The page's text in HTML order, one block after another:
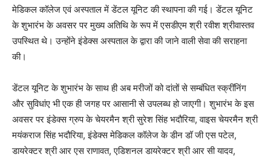
मेडिकल कॉलेज एवं अस्पताल में डेंटल यूनिट की स्थापना की गई। डेंटल यूनिट
के शुभारंभ के अवसर पर मुख्य अतिथि के रूप में एसडीएम श्री रवीश श्रीवास्तव
उपस्थित थे। उन्होंने इंडेक्स अस्पताल के द्वारा की जाने वाली सेवा की सराहना
की।
डेंटल यूनिट के शुभारंभ के साथ ही अब मरीजों को दांतों से सम्बंधित स्क्रींनिंग
और सुविधांए भी एक ही जगह पर आसानी से उपलब्ध हो जाएगी। शुभारंभ के इस
अवसर पर इंडेक्स ग्रुप के चेयरमैन श्री सुरेश सिंह भदौरिया, वाइस चेयरमैन श्री
मयंकराज सिंह भदौरिया, इंडेक्स मेडिकल कॉलेज के डीन डॉ जी एस पटेल,
डायरेक्टर श्री आर एस राणावत, एडिशनल डायरेक्टर श्री आर सी यादव,